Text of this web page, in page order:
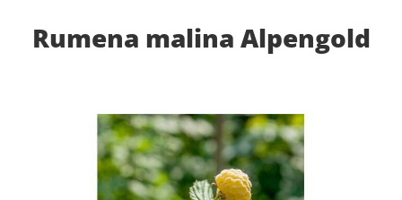
Rumena malina Alpengold